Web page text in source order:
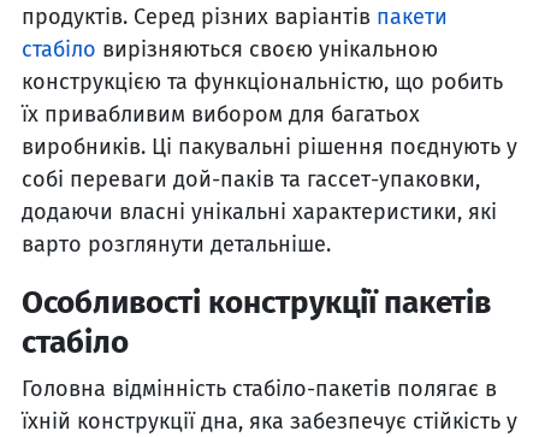
продуктів. Серед різних варіантів пакети
стабіло вирізняються своєю унікальною
конструкцією та функціональністю, що робить
їх привабливим вибором для багатьох
виробників. Ці пакувальні рішення поєднують у
собі переваги дой-паків та гассет-упаковки,
додаючи власні унікальні характеристики, які
варто розглянути детальніше.
Особливості конструкції пакетів
стабіло
Головна відмінність стабіло-пакетів полягає в
їхній конструкції дна, яка забезпечує стійкість у